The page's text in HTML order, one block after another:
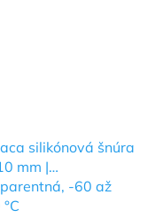
silikónová šnúra
mm |
-60 až